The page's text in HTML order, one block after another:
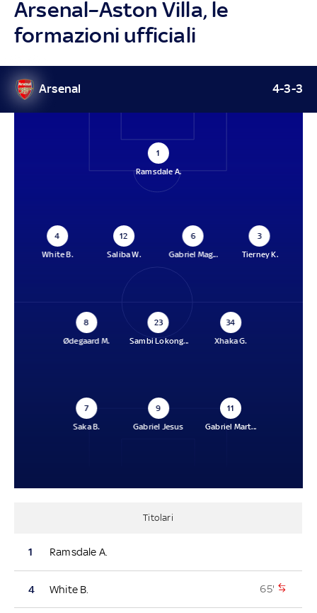
Arsenal–Aston Villa, le
formazioni ufficiali
Arsenal 4-3-3
1
Ramsdale A.
4
White B.
12
Saliba W.
6
Gabriel Mag...
3
Tierney K.
8
Ødegaard M.
23
Sambi Lokong...
34
Xhaka G.
7
Saka B.
9
Gabriel Jesus
11
Gabriel Mart...
Titolari
1 Ramsdale A.
4 White B. 65'